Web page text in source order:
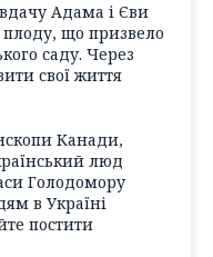
Адама і Єви
плоду, що призвело
саду. Через
свої життя
Канади,
люд
Голодомору
в Україні
постити